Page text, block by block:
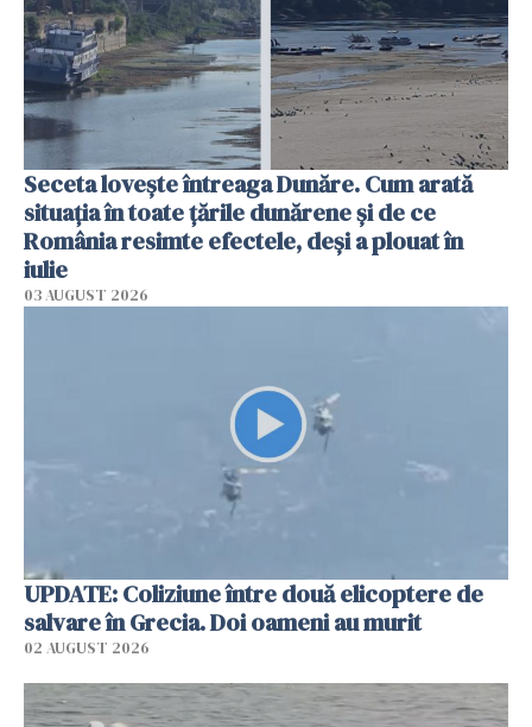
Seceta lovește întreaga Dunăre. Cum arată
situația în toate țările dunărene și de ce
România resimte efectele, deși a plouat în
iulie
03 AUGUST 2026
UPDATE: Coliziune între două elicoptere de
salvare în Grecia. Doi oameni au murit
02 AUGUST 2026